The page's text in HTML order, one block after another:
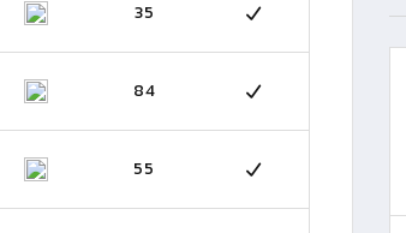
35
84
55